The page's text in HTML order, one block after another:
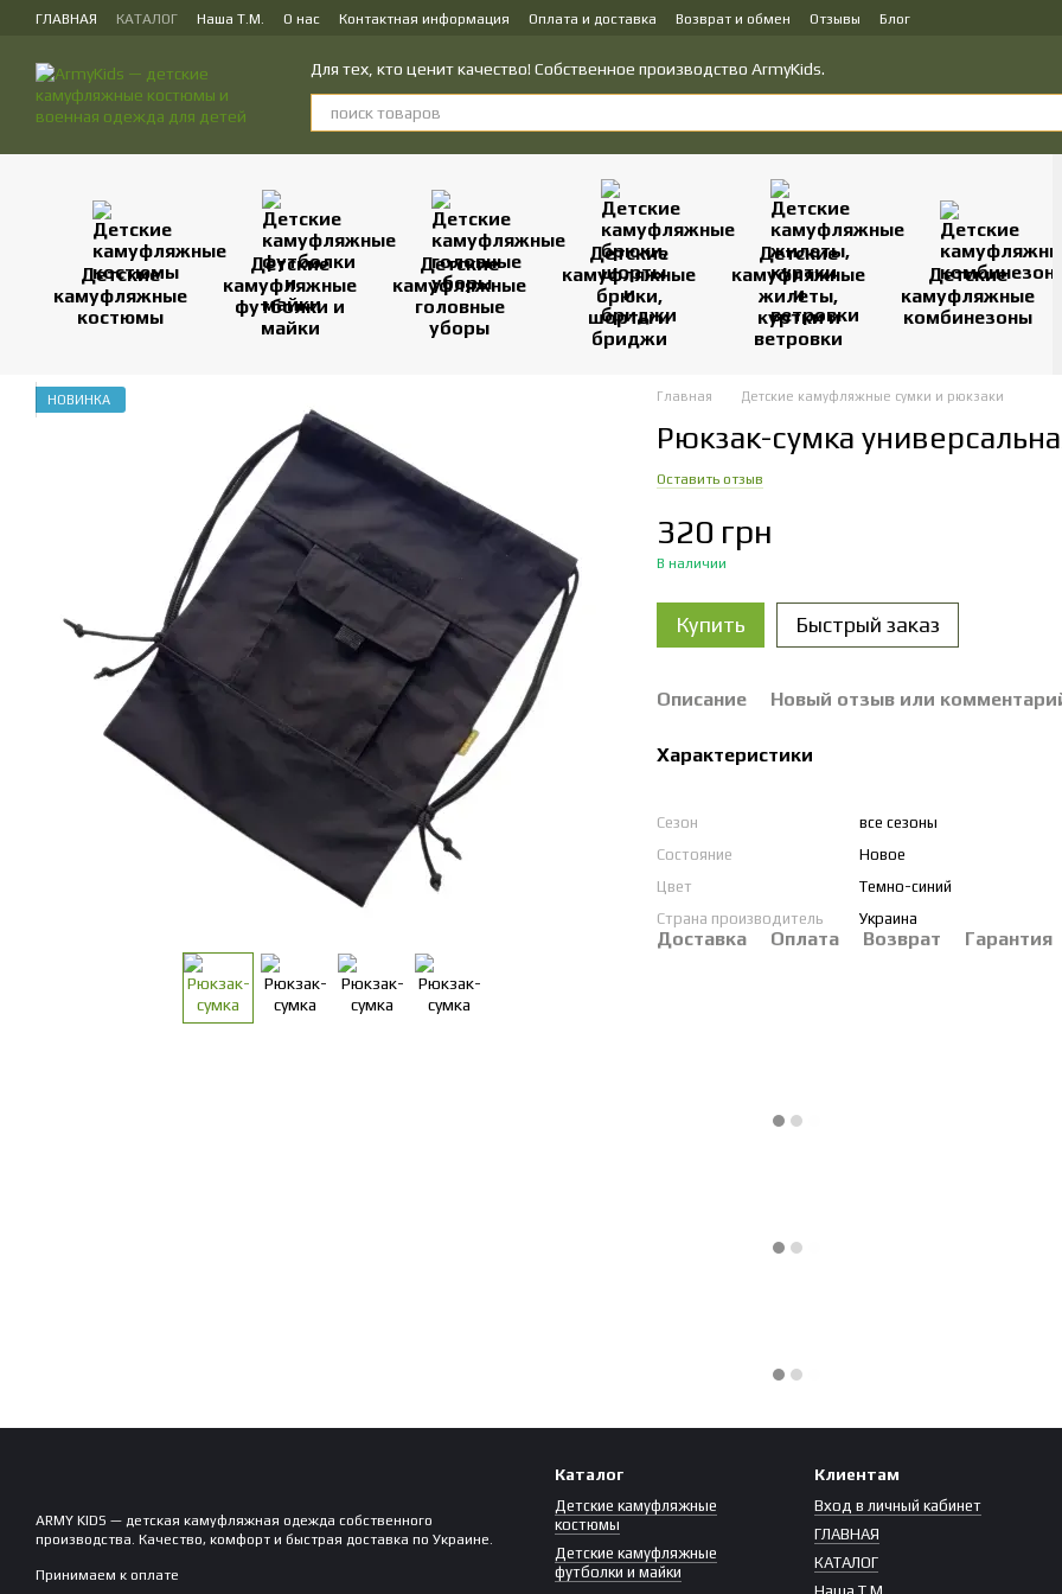
Перейти к основному контенту
ГЛАВНАЯ КАТАЛОГ Наша Т.М. О нас Контактная информация Оплата и доставка Возврат и обмен Отзывы
Блог
Для тех, кто ценит качество! Собственное производство ArmyKids.
Детские
камуфляжные
костюмы
Детские
камуфляжные
футболки и
майки
Детские
камуфляжные
головные
уборы
Детские
камуфляжные
брюки,
шорты и
бриджи
Детские
камуфляжные
жилеты,
куртки и
ветровки
Детские
камуфляжные
комбинезоны
НОВИНКА Главная Детские камуфляжные сумки и рюкзаки
Рюкзак-сумка
Оставить отзыв
320 грн
В наличии
Купить Быстрый заказ
Описание Новый отзыв или
Характеристики
Сезон
все сезоны
Состояние
Новое
Цвет
Темно-синий
Страна производитель
Украина
Доставка Оплата Возврат Гарантия
ARMY KIDS — детская камуфляжная одежда собственного
производства. Качество, комфорт и быстрая доставка по Украине.
Принимаем к оплате
Каталог
Детские камуфляжные
костюмы
Детские камуфляжные
футболки и майки
Клиентам
Вход в личный кабинет
ГЛАВНАЯ
КАТАЛОГ